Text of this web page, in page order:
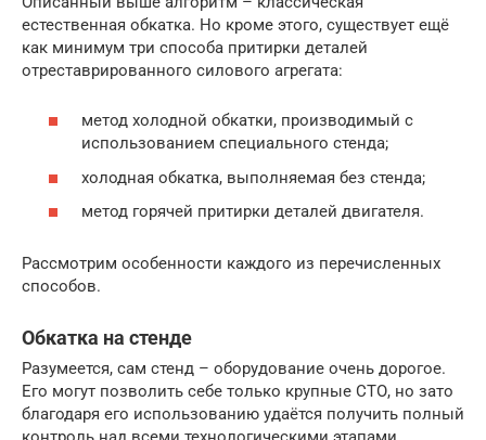
естественная обкатка. Но кроме этого, существует ещё
как минимум три способа притирки деталей
отреставрированного силового агрегата:
метод холодной обкатки, производимый с
использованием специального стенда;
холодная обкатка, выполняемая без стенда;
метод горячей притирки деталей двигателя.
Рассмотрим особенности каждого из перечисленных
способов.
Обкатка на стенде
Разумеется, сам стенд – оборудование очень дорогое.
Его могут позволить себе только крупные СТО, но зато
благодаря его использованию удаётся получить полный